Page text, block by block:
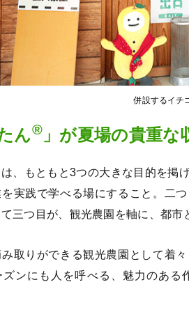
併設するイチ
ん®」が夏場の貴重な
、もともと3つの大きな目的を掲
実践で学べる場にすること。二
三つ目が、観光農園を軸に、都市
取りができる観光農園として着
ズンにも人を呼べる、魅力のある